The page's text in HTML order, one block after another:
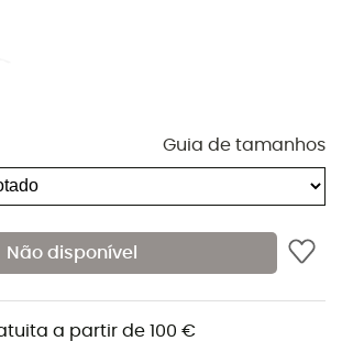
Guia de tamanhos
Não disponível
a partir de 100 €
nos transportes ou caminhando na
da Grivel
de plásticocobre a ponta afiada
a um sistema de fixação fácil de
na montanha, você pode deixar a